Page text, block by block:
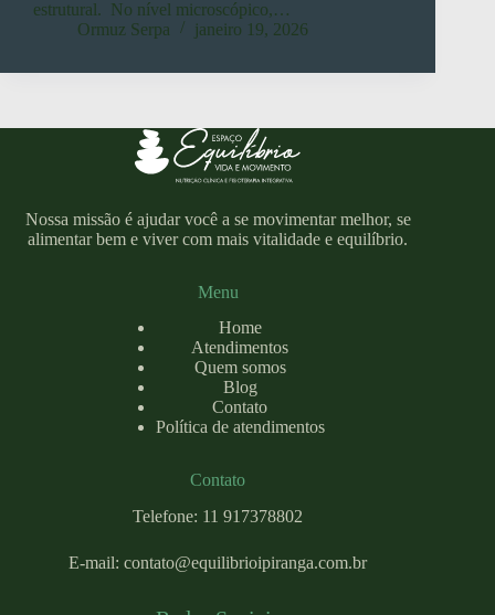
estrutural. No nível microscópico,…
Ormuz Serpa
janeiro 19, 2026
Nossa missão é ajudar você a se movimentar melhor, se
alimentar bem e viver com mais vitalidade e equilíbrio.
Menu
Home
Atendimentos
Quem somos
Blog
Contato
Política de atendimentos
Contato
Telefone: 11 917378802
E-mail:contato@equilibrioipiranga.com.br